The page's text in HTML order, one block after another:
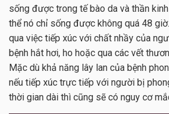
sống được trong tế bào da và thần
thể nó chỉ sống được không quá 48
qua việc tiếp xúc với chất nhầy của
bệnh hắt hơi, ho hoặc qua các vết
Mặc dù khả năng lây lan của bệnh
nếu tiếp xúc trực tiếp với người bị
thời gian dài thì cũng sẽ có nguy cơ